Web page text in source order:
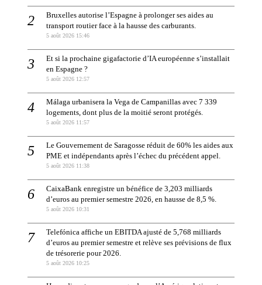
Bruxelles autorise l’Espagne à prolonger ses aides au
transport routier face à la hausse des carburants.
5 août 2026 15:46
Et si la prochaine gigafactorie d’IA européenne s’installait
en Espagne ?
5 août 2026 12:57
Málaga urbanisera la Vega de Campanillas avec 7 339
logements, dont plus de la moitié seront protégés.
5 août 2026 11:57
Le Gouvernement de Saragosse réduit de 60% les aides aux
PME et indépendants après l’échec du précédent appel.
5 août 2026 11:38
CaixaBank enregistre un bénéfice de 3,203 milliards
d’euros au premier semestre 2026, en hausse de 8,5 %.
5 août 2026 10:31
Telefónica affiche un EBITDA ajusté de 5,768 milliards
d’euros au premier semestre et relève ses prévisions de flux
de trésorerie pour 2026.
5 août 2026 10:25